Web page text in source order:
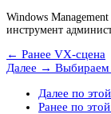
Windows
инструмент
← Ранее VX-сцена
Далее → Выбираем
Далее по
Ранее по